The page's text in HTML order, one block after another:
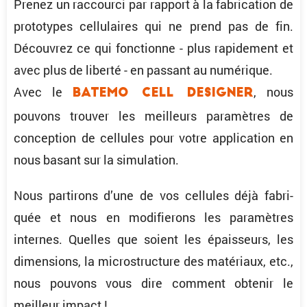
Prenez un raccourci par rapport à la fabri­ca­tion de
proto­types cellu­laires qui ne prend pas de fin.
Décou­vrez ce qui fonctionne - plus rapide­ment et
avec plus de liberté - en passant au numérique.
Avec le
Batemo Cell Designer, nous
pouvons trouver les meilleurs paramètres de
concep­tion de cellules pour votre appli­ca­tion en
nous basant sur la simulation.
Nous parti­rons d’une de vos cellules déjà fabri­
quée et nous en modifie­rons les paramètres
internes. Quelles que soient les épais­seurs, les
dimen­sions, la micro­struc­ture des matériaux, etc.,
nous pouvons vous dire comment obtenir le